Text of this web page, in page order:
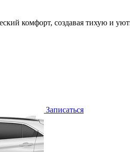
комфорт, создавая тихую и
Записаться